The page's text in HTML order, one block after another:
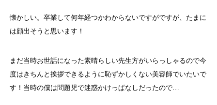
懐かしい。卒業して何年経つかわからないですがですが、たまに
は顔出そうと思います！
まだ当時お世話になった素晴らしい先生方がいらっしゃるので今
度はきちんと挨拶できるように恥ずかしくない美容師でいたいで
す！当時の僕は問題児で迷惑かけっぱなしだったので…